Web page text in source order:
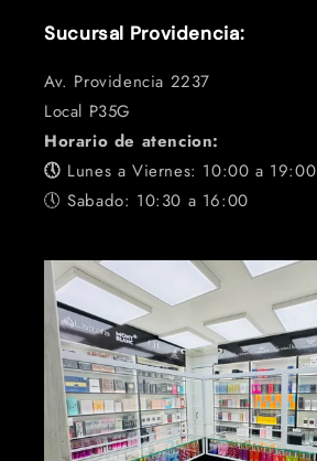
Sucursal Providencia:
Av. Providencia 2237
Local P35G
Horario de atencion:
🕔 Lunes a Viernes: 10:00 a 19:00
🕔 Sabado: 10:30 a 16:00